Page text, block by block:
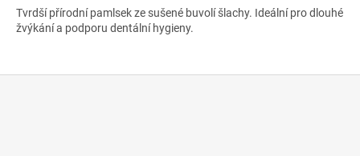
Tvrdší přírodní pamlsek ze sušené buvolí šlachy. Ideální pro dlouhé
žvýkání a podporu dentální hygieny.